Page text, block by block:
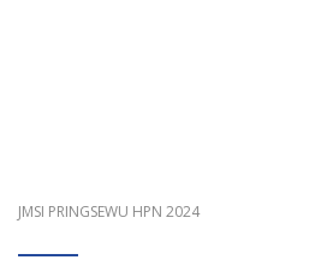
JMSI PRINGSEWU HPN 2024